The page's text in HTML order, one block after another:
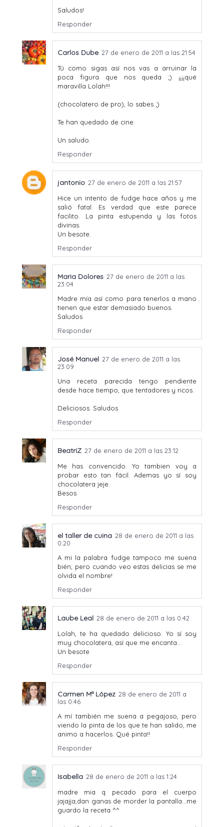
Saludos!
Responder
Carlos Dube 27 de enero de 2011 a las 21:54
Tú como sigas así nos vas a arruinar la
poca figura que nos queda ;) ¡¡¡¡qué
maravilla Lolah!!!
(chocolatero de pro), lo sabes ;)
Te han quedado de cine.
Un saludo.
Responder
jantonio 27 de enero de 2011 a las 21:57
Hice un intento de fudge hace años y me
salió fatal. Es verdad que este parece
facilito. La pinta estupenda y las fotos
divinas.
Un besote.
Responder
Maria Dolores 27 de enero de 2011 a las
23:04
Madre mía así como para tenerlos a mano
tienen que estar demasiado buenos.
Saludos
Responder
José Manuel 27 de enero de 2011 a las
23:09
Una receta parecida tengo pendiente
desde hace tiempo, que tentadores y ricos.
Deliciosos. Saludos
Responder
BeatriZ 27 de enero de 2011 a las 23:12
Me has convencido. Yo tambien voy a
probar esto tan fácil. Ademas yo sí soy
chocolatera jeje.
Besos
Responder
el taller de cuina 28 de enero de 2011 a las
0:20
A mi la palabra fudge tampoco me suena
bién, pero cuando veo estas delicias se me
olvida el nombre!
Responder
Laube Leal 28 de enero de 2011 a las 0:42
Lolah, te ha quedado delicioso. Yo sí soy
muy chocolatera, así que me encanta...
Un besote
Responder
Carmen Mª López 28 de enero de 2011 a
las 0:46
A mí también me suena a pegajoso, pero
viendo la pinta de los que te han salido, me
animo a hacerlos. Qué pinta!!
Responder
Isabella 28 de enero de 2011 a las 1:24
madre mia q pecado para el cuerpo
jajajja,dan ganas de morder la pantalla...me
guardo la receta ^^